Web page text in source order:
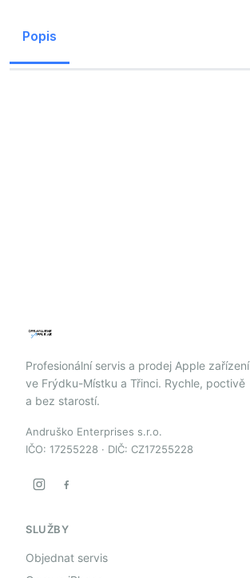
Popis
Profesionální servis a prodej Apple zařízení
ve Frýdku-Místku a Třinci. Rychle, poctivě
a bez starostí.
Andruško Enterprises s.r.o.
IČO: 17255228 · DIČ: CZ17255228
SLUŽBY
Objednat servis